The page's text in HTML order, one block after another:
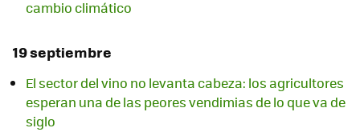
cambio climático
19 septiembre
El sector del vino no levanta cabeza: los agricultores
esperan una de las peores vendimias de lo que va de
siglo